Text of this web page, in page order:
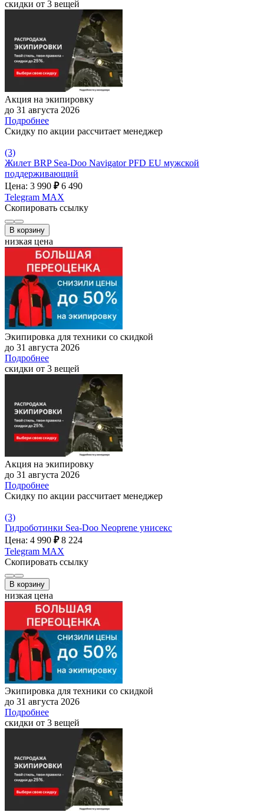
скидки от 3 вещей
Акция на экипировку
до 31 августа 2026
Подробнее
Скидку по акции рассчитает менеджер
(3)
Жилет BRP Sea-Doo Navigator PFD EU мужской
поддерживающий
Цена: 3 990 ₽ 6 490
Telegram MAX
Скопировать ссылку
В корзину
низкая цена
Экипировка для техники со скидкой
до 31 августа 2026
Подробнее
скидки от 3 вещей
Акция на экипировку
до 31 августа 2026
Подробнее
Скидку по акции рассчитает менеджер
(3)
Гидроботинки Sea-Doo Neoprene унисекс
Цена: 4 990 ₽ 8 224
Telegram MAX
Скопировать ссылку
В корзину
низкая цена
Экипировка для техники со скидкой
до 31 августа 2026
Подробнее
скидки от 3 вещей